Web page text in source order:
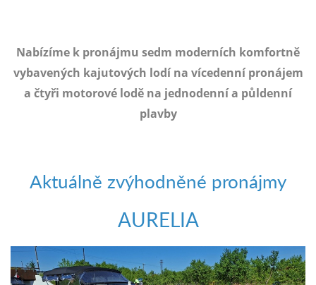
Nabízíme k pronájmu sedm moderních komfortně
vybavených kajutových lodí na vícedenní pronájem
a čtyři motorové lodě na jednodenní a půldenní
plavby
Aktuálně zvýhodněné pronájmy
AURELIA
objednat
poukaz